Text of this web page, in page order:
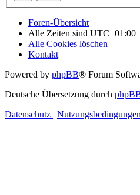
Foren-Übersicht
Alle Zeiten sind UTC+01:00
Alle Cookies löschen
Kontakt
Powered by phpBB® Forum
Deutsche Übersetzung durch
Datenschutz | Nutzungsbedingungen